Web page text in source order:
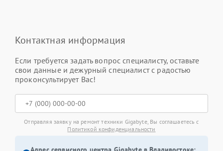
Контактная информация
Если требуется задать вопрос специалисту, оставьте
свои данные и дежурный специалист с радостью
проконсультирует Вас!
Отправляя заявку на ремонт техники Gigabyte, Вы соглашаетесь с
Политикой конфиденциальности